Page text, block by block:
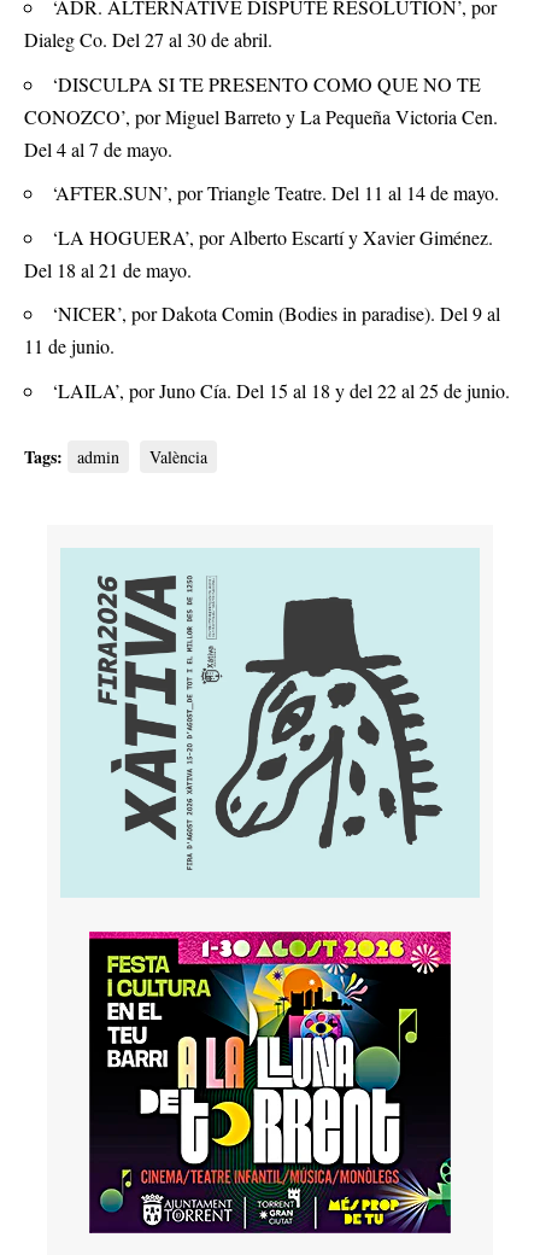
‘ADR. ALTERNATIVE DISPUTE RESOLUTION’, por
Dialeg Co. Del 27 al 30 de abril.
‘DISCULPA SI TE PRESENTO COMO QUE NO TE
CONOZCO’, por Miguel Barreto y La Pequeña Victoria Cen.
Del 4 al 7 de mayo.
‘AFTER.SUN’, por Triangle Teatre. Del 11 al 14 de mayo.
‘LA HOGUERA’, por Alberto Escartí y Xavier Giménez.
Del 18 al 21 de mayo.
‘NICER’, por Dakota Comin (Bodies in paradise). Del 9 al
11 de junio.
‘LAILA’, por Juno Cía. Del 15 al 18 y del 22 al 25 de junio.
Tags: admin València